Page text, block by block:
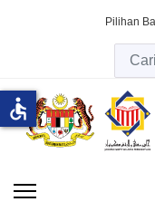
Pilihan
accessible